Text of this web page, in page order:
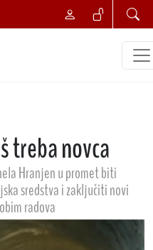
treba novca
Hranjen u promet biti
sredstva i zaključiti novi
radova